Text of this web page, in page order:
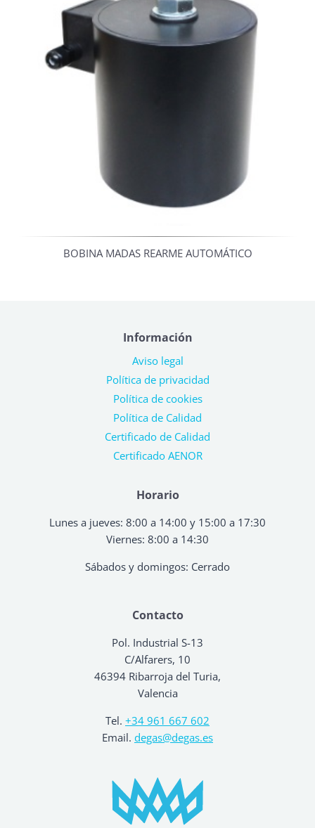
BOBINA MADAS REARME AUTOMÁTICO
Contacto
Pol. Industrial S-13
C/Alfarers, 10
46394 Ribarroja del Turia,
Valencia
Tel. +34 961 667 602
Email. degas@degas.es
Horario
Lunes a jueves: 8:00 a 14:00 y 15:00 a 17:30
Viernes: 8:00 a 14:30
Sábados y domingos: Cerrado
Información
Aviso legal
Política de privacidad
Política de cookies
Política de Calidad
Certificado de Calidad
Certificado AENOR